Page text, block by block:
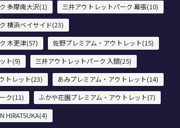
多摩南大沢(1)
三井アウトレットパーク 幕張(10)
横浜ベイサイド(23)
木更津(57)
佐野プレミアム・アウトレット(15)
ト(9)
三井アウトレットパーク 入間(25)
トレット(23)
あみプレミアム・アウトレット(14)
ク(11)
ふかや花園プレミアム・アウトレット(7)
HIRATSUKA(4)